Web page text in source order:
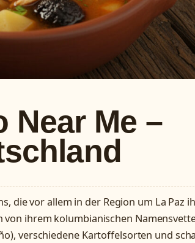
Near Me –
die vor allem in der Region um La Paz
ihrem kolumbianischen
verschiedene Kartoffelsorten und